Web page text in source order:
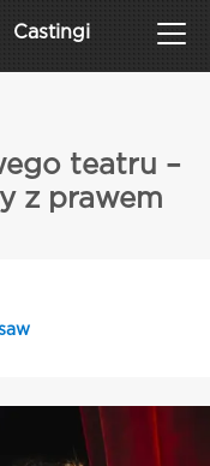
Castingi
teatru –
z prawem